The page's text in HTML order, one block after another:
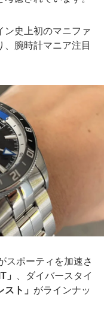
ン史上初のマニファ
、腕時計マニア注目
スポーティを加速さ
」
、ダイバースタイ
ト」 がラインナッ